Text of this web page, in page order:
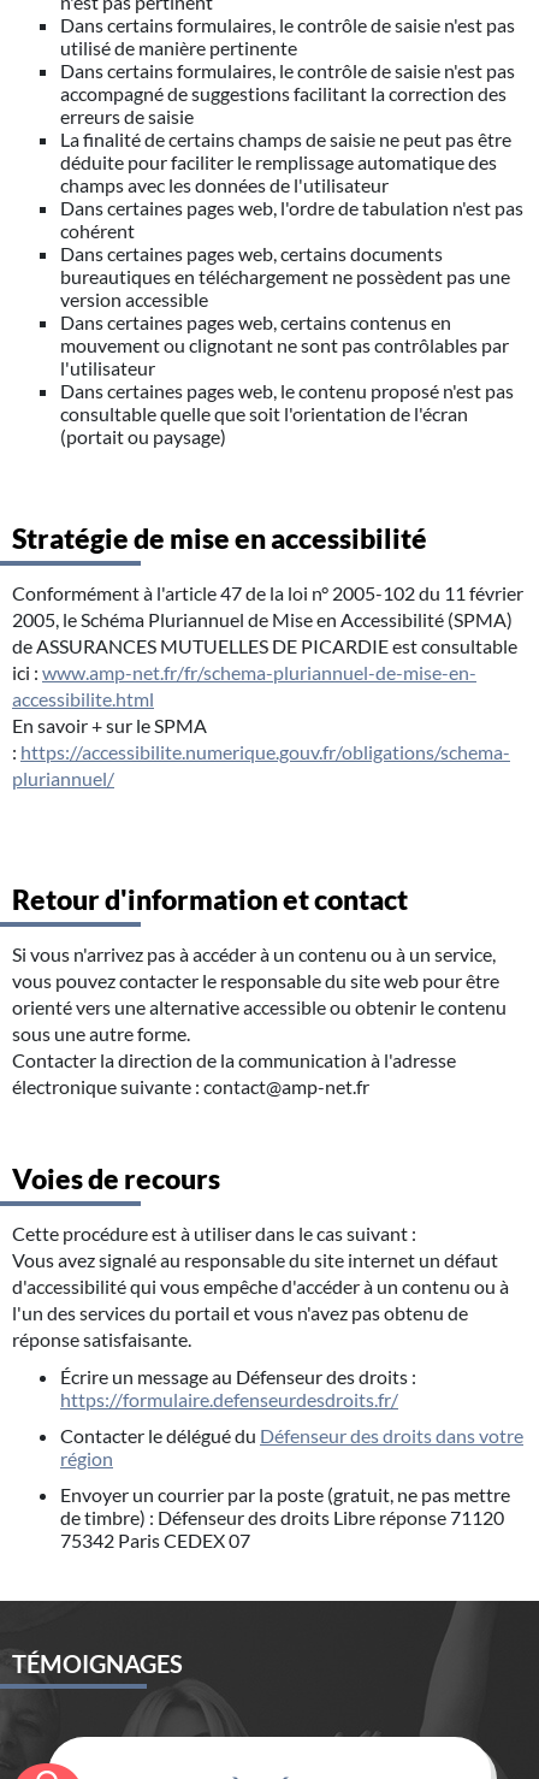
Dans certains formulaires, le contrôle de saisie n'est pas
utilisé de manière pertinente
Dans certains formulaires, le contrôle de saisie n'est pas
accompagné de suggestions facilitant la correction des
erreurs de saisie
La finalité de certains champs de saisie ne peut pas être
déduite pour faciliter le remplissage automatique des
champs avec les données de l'utilisateur
Dans certaines pages web, l'ordre de tabulation n'est pas
cohérent
Dans certaines pages web, certains documents
bureautiques en téléchargement ne possèdent pas une
version accessible
Dans certaines pages web, certains contenus en
mouvement ou clignotant ne sont pas contrôlables par
l'utilisateur
Dans certaines pages web, le contenu proposé n'est pas
consultable quelle que soit l'orientation de l'écran
(portait ou paysage)
Stratégie de mise en accessibilité
Conformément à l'article 47 de la loi n° 2005-102 du 11 février
2005, le Schéma Pluriannuel de Mise en Accessibilité (SPMA)
de ASSURANCES MUTUELLES DE PICARDIE est consultable
ici : www.amp-net.fr/fr/schema-pluriannuel-de-mise-en-
accessibilite.html
En savoir + sur le SPMA
: https://accessibilite.numerique.gouv.fr/obligations/schema-
pluriannuel/
Retour d'information et contact
Si vous n'arrivez pas à accéder à un contenu ou à un service,
vous pouvez contacter le responsable du site web pour être
orienté vers une alternative accessible ou obtenir le contenu
sous une autre forme.
Contacter la direction de la communication à l'adresse
électronique suivante : contact@amp-net.fr
Voies de recours
Cette procédure est à utiliser dans le cas suivant :
Vous avez signalé au responsable du site internet un défaut
d'accessibilité qui vous empêche d'accéder à un contenu ou à
l'un des services du portail et vous n'avez pas obtenu de
réponse satisfaisante.
Écrire un message au Défenseur des droits :
https://formulaire.defenseurdesdroits.fr/
Contacter le délégué du Défenseur des droits dans votre
région
Envoyer un courrier par la poste (gratuit, ne pas mettre
de timbre) : Défenseur des droits Libre réponse 71120
75342 Paris CEDEX 07
TÉMOIGNAGES